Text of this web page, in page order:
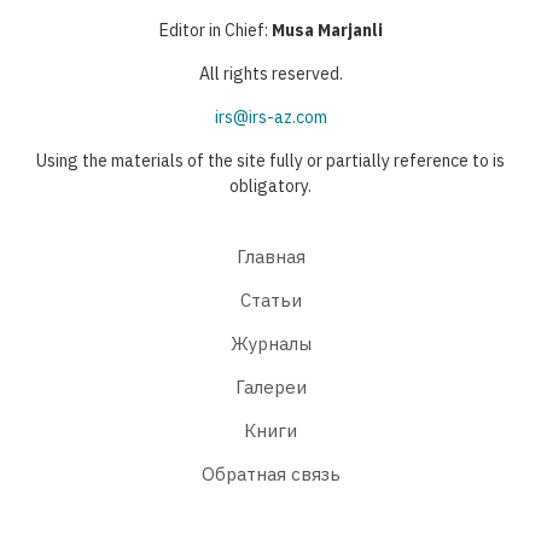
Editor in Chief: Musa Marjanli
All rights reserved.
irs@irs-az.com
Using the materials of the site fully or partially reference to is
obligatory.
Главная
Статьи
Журналы
Галереи
Книги
Обратная связь